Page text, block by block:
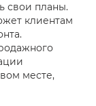
свои планы.
клиентам
месте,